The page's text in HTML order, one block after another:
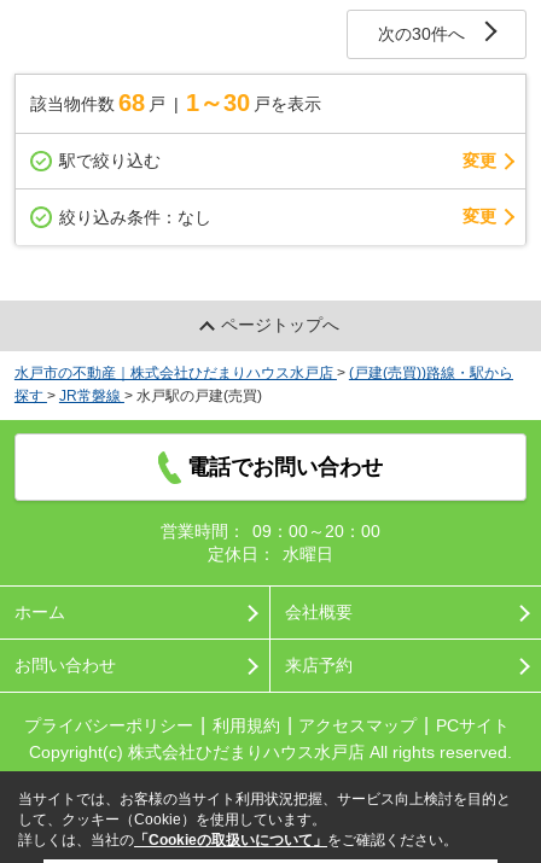
次の30件へ
該当物件数 68 戸 1～30 戸を表示
駅で絞り込む 変更
絞り込み条件： なし 変更
ページトップへ
水戸市の不動産｜株式会社ひだまりハウス水戸店 > (戸建(売買))路線・駅から
探す > JR常磐線 > 水戸駅の戸建(売買)
電話でお問い合わせ
営業時間：
09：00～20：00
定休日：
水曜日
ホーム 会社概要
お問い合わせ 来店予約
プライバシーポリシー 利用規約 アクセスマップ
PCサイト
Copyright(c) 株式会社ひだまりハウス水戸店 All rights reserved.
当サイトでは、お客様の当サイト利用状況把握、サービス向上検討を目的と
して、クッキー（Cookie）を使用しています。
詳しくは、当社の 「Cookieの取扱いについて」 をご確認ください。